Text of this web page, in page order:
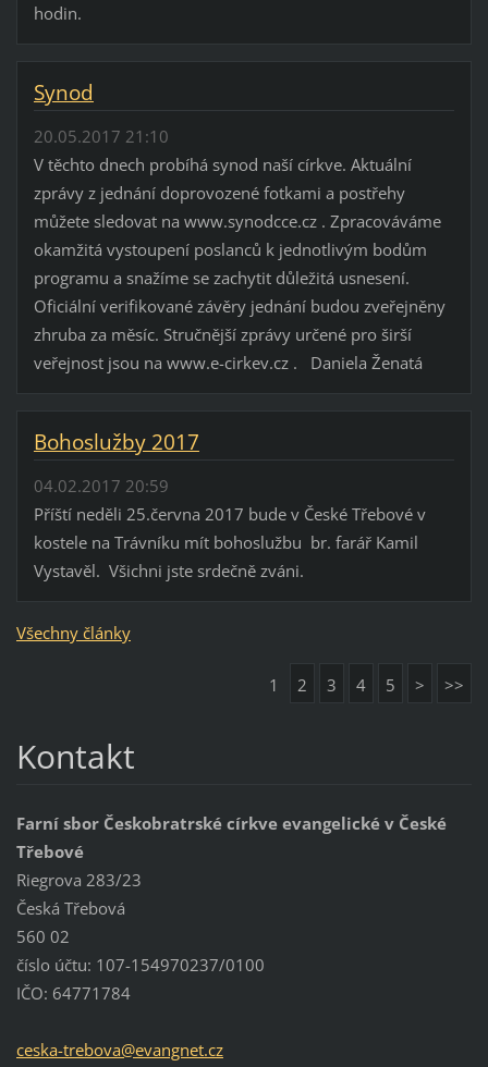
hodin.
Synod
20.05.2017 21:10
V těchto dnech probíhá synod naší církve. Aktuální
zprávy z jednání doprovozené fotkami a postřehy
můžete sledovat na www.synodcce.cz . Zpracováváme
okamžitá vystoupení poslanců k jednotlivým bodům
programu a snažíme se zachytit důležitá usnesení.
Oficiální verifikované závěry jednání budou zveřejněny
zhruba za měsíc. Stručnější zprávy určené pro širší
veřejnost jsou na www.e-cirkev.cz . Daniela Ženatá
Bohoslužby 2017
04.02.2017 20:59
Příští neděli 25.června 2017 bude v České Třebové v
kostele na Trávníku mít bohoslužbu br. farář Kamil
Vystavěl. Všichni jste srdečně zváni.
Všechny články
1 2 3 4 5 > >>
Kontakt
Farní sbor Českobratrské církve evangelické v České
Třebové
Riegrova 283/23
Česká Třebová
560 02
číslo účtu: 107-154970237/0100
IČO: 64771784
ceska-trebova@evangnet.cz